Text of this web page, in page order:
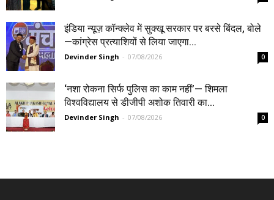
इंडिया न्यूज़ कॉन्क्लेव में सुक्खू सरकार पर बरसे बिंदल, बोले
—कांग्रेस प्रत्याशियों से लिया जाएगा...
Devinder Singh - 07/08/2026 0
‘नशा रोकना सिर्फ पुलिस का काम नहीं’— शिमला
विश्वविद्यालय से डीजीपी अशोक तिवारी का...
Devinder Singh - 07/08/2026 0